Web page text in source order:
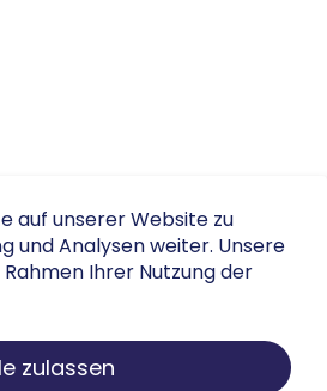
auf unserer Website zu
und Analysen weiter. Unsere
Ihrer Nutzung der
zulassen